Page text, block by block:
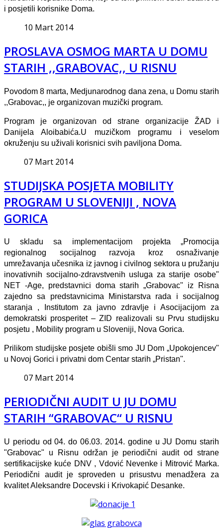
i posjetili korisnike Doma.
10 Mart 2014
PROSLAVA OSMOG MARTA U DOMU
STARIH ,,GRABOVAC,, U RISNU
Povodom 8 marta, Medjunarodnog dana zena, u Domu starih
,,Grabovac,, je organizovan muzički program.
Program je organizovan od strane organizacije ŽAD i
Danijela Aloibabića.U muzičkom programu i veselom
okruženju su uživali korisnici svih paviljona Doma.
07 Mart 2014
STUDIJSKA POSJETA MOBILITY
PROGRAM U SLOVENIJI , NOVA
GORICA
U skladu sa implementacijom projekta „Promocija
regionalnog socijalnog razvoja kroz osnaživanje
umrežavanja učesnika iz javnog i civilnog sektora u pružanju
inovativnih socijalno-zdravstvenih usluga za starije osobe"
NET -Age, predstavnici doma starih „Grabovac" iz Risna
zajedno sa predstavnicima Ministarstva rada i socijalnog
staranja , Institutom za javno zdravlje i Asocijacijom za
demokratski prosperitet – ZID realizovali su Prvu studijsku
posjetu , Mobility program u Sloveniji, Nova Gorica.
Prilikom studijske posjete obišli smo JU Dom „Upokojencev"
u Novoj Gorici i privatni dom Centar starih „Pristan".
07 Mart 2014
PERIODIČNI AUDIT U JU DOMU
STARIH “GRABOVAC“ U RISNU
U periodu od 04. do 06.03. 2014. godine u JU Domu starih
"Grabovac" u Risnu održan je periodični audit od strane
sertifikacijske kuće DNV , Vdović Nevenke i Mitrović Marka.
Periodični audit je sproveden u prisustvu menadžera za
kvalitet Aleksandre Docevski i Krivokapić Desanke.